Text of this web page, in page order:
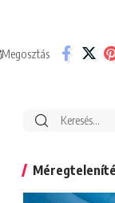
Megosztás
Search